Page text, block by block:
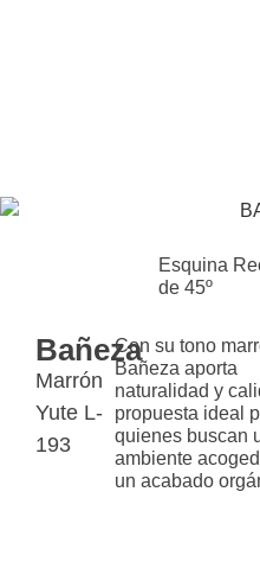
Esquina
de 45º
Bañeza
Marrón
Yute L-
193
Con su tono
Bañeza aporta
naturalidad y
propuesta ideal
quienes buscan
ambiente
un acabado